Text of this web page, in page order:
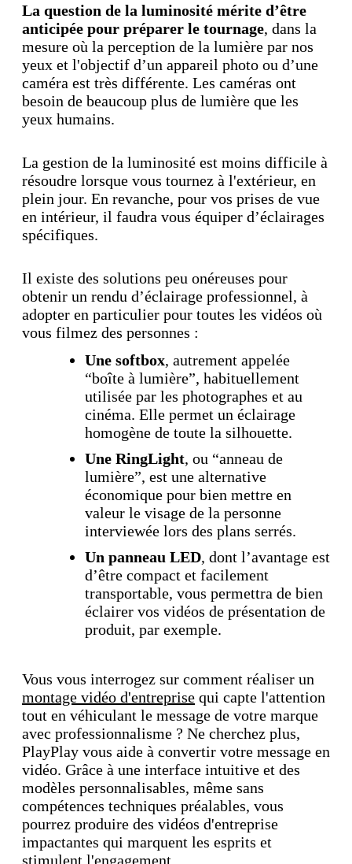
La question de la luminosité mérite d’être
anticipée pour préparer le tournage, dans la
mesure où la perception de la lumière par nos
yeux et l'objectif d’un appareil photo ou d’une
caméra est très différente. Les caméras ont
besoin de beaucoup plus de lumière que les
yeux humains.
La gestion de la luminosité est moins difficile à
résoudre lorsque vous tournez à l'extérieur, en
plein jour. En revanche, pour vos prises de vue
en intérieur, il faudra vous équiper d’éclairages
spécifiques.
Il existe des solutions peu onéreuses pour
obtenir un rendu d’éclairage professionnel, à
adopter en particulier pour toutes les vidéos où
vous filmez des personnes :
Une softbox, autrement appelée
“boîte à lumière”, habituellement
utilisée par les photographes et au
cinéma. Elle permet un éclairage
homogène de toute la silhouette.
Une RingLight, ou “anneau de
lumière”, est une alternative
économique pour bien mettre en
valeur le visage de la personne
interviewée lors des plans serrés.
Un panneau LED, dont l’avantage est
d’être compact et facilement
transportable, vous permettra de bien
éclairer vos vidéos de présentation de
produit, par exemple.
Vous vous interrogez sur comment réaliser un
montage vidéo d'entreprise qui capte l'attention
tout en véhiculant le message de votre marque
avec professionnalisme ? Ne cherchez plus,
PlayPlay vous aide à convertir votre message en
vidéo. Grâce à une interface intuitive et des
modèles personnalisables, même sans
compétences techniques préalables, vous
pourrez produire des vidéos d'entreprise
impactantes qui marquent les esprits et
stimulent l'engagement.